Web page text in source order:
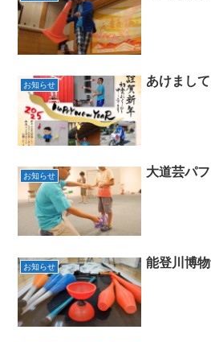
お知らせ あけまし
お知らせ 大道芸パ
お知らせ 能登川博